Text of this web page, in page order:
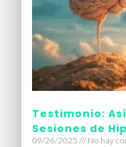
Testimonio:
Sesiones de
09/26/2025 No hay